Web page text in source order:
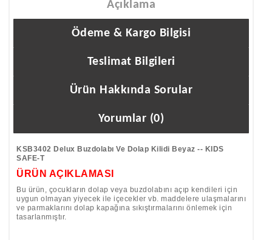
Açıklama
Ödeme & Kargo Bilgisi
Teslimat Bilgileri
Ürün Hakkında Sorular
Yorumlar (0)
KSB3402 Delux Buzdolabı Ve Dolap Kilidi Beyaz -- KIDS
SAFE-T
ÜRÜN AÇIKLAMASI
Bu ürün, çocukların dolap veya buzdolabını açıp kendileri için
uygun olmayan yiyecek ile içecekler vb. maddelere ulaşmalarını
ve parmaklarını dolap kapağına sıkıştırmalarını önlemek için
tasarlanmıştır.